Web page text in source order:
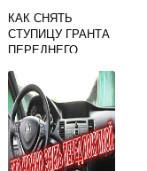
КАК СНЯТЬ
СТУПИЦУ ГРАНТА
ПЕРЕДНЕГО